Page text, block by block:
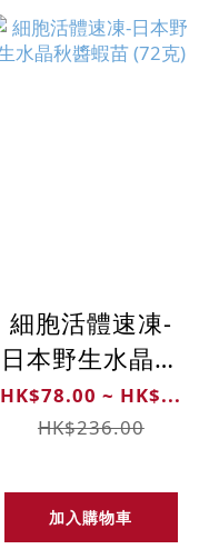
細胞活體速凍-
日本野生水晶秋
醬蝦苗 (72克)
HK$78.00 ~ HK$...
HK$236.00
加入購物車